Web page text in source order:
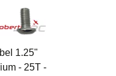
1.25"
- 25T -